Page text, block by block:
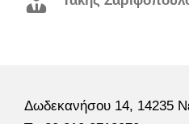
Δωδεκανήσου 14, 14235